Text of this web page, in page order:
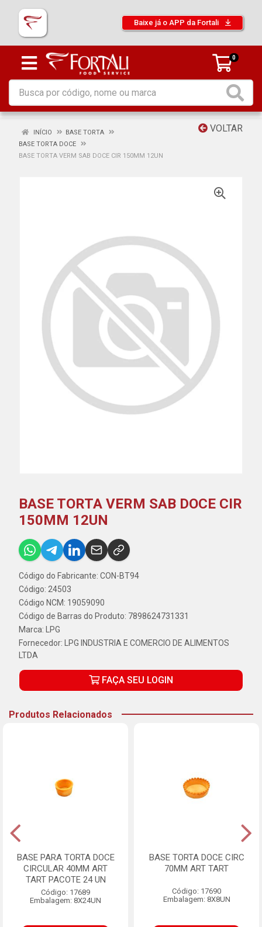
Baixe já o APP da Fortali
0
VOLTAR
INÍCIO
BASE TORTA
BASE TORTA DOCE
BASE TORTA VERM SAB DOCE CIR 150MM 12UN
BASE TORTA VERM SAB DOCE CIR
150MM 12UN
Código do Fabricante: CON-BT94
Código: 24503
Código NCM: 19059090
Código de Barras do Produto: 7898624731331
Marca:
LPG
Fornecedor:
LPG INDUSTRIA E COMERCIO DE ALIMENTOS
LTDA
FAÇA SEU LOGIN
Produtos Relacionados
BASE PARA TORTA DOCE
CIRCULAR 40MM ART
TART PACOTE 24 UN
Código: 17689
Embalagem: 8X24UN
BASE TORTA DOCE CIRC
70MM ART TART
Código: 17690
Embalagem: 8X8UN